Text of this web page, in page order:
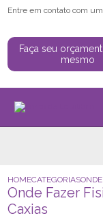
Entre em contato com
Faça seu
mesmo
HOMECATEGORIAS
Onde Fazer
Caxias